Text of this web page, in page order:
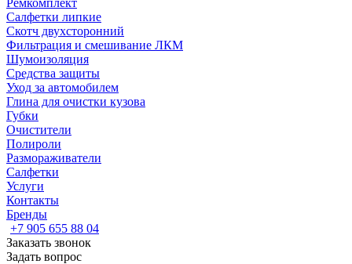
Ремкомплект
Салфетки липкие
Скотч двухсторонний
Фильтрация и смешивание ЛКМ
Шумоизоляция
Средства защиты
Уход за автомобилем
Глина для очистки кузова
Губки
Очистители
Полироли
Размораживатели
Салфетки
Услуги
Контакты
Бренды
+7 905 655 88 04
Заказать звонок
Задать вопрос